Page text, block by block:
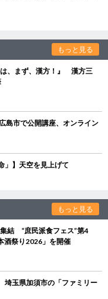
もっと見る
、まず、漢方！』 漢方三
島市で公開講座、オンライン
」】天空を見上げて
もっと見る
結 “庶民派食フェス”第4
酒祭り2026」を開催
玉県加須市の「ファミリー